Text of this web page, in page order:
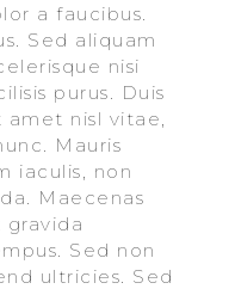
a faucibus.
Sed aliquam
nisi
purus. Duis
nisl vitae,
Mauris
iaculis, non
Maecenas
Sed non
ultricies. Sed